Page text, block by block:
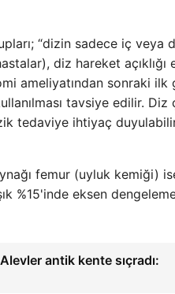
“dizin sadece iç veya
diz hareket
ameliyatından sonraki
tavsiye edilir.
tedaviye ihtiyaç
femur (uyluk kemiği)
%15'inde eksen
antik kente sıçradı: